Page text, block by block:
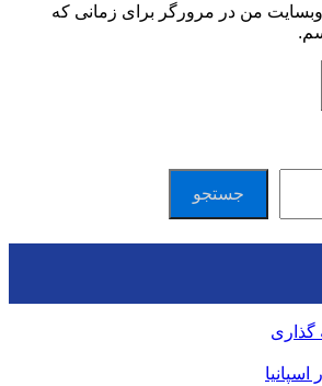
وبسایت من در مرورگر برای زمانی که
جستجو
گذاری